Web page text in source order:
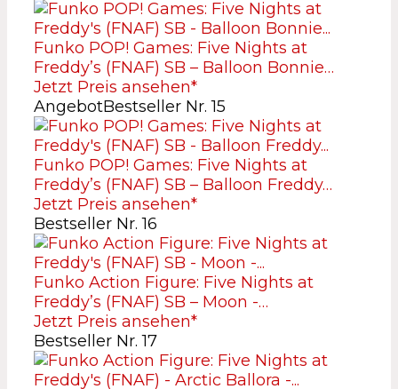
Funko POP! Games: Five Nights at
Freddy’s (FNAF) SB – Balloon Bonnie…
Jetzt Preis ansehen*
AngebotBestseller Nr. 15
Funko POP! Games: Five Nights at
Freddy’s (FNAF) SB – Balloon Freddy…
Jetzt Preis ansehen*
Bestseller Nr. 16
Funko Action Figure: Five Nights at
Freddy’s (FNAF) SB – Moon -…
Jetzt Preis ansehen*
Bestseller Nr. 17